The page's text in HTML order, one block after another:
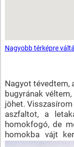
Nagyobb térképre
Nagyot tévedtem,
bugyrának
jöhet.
aszfaltot, a
homokfogó, de
homokba vájt